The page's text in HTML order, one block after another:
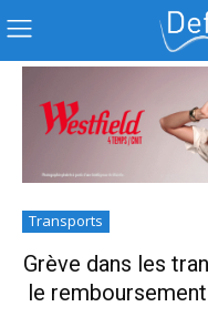
Transports
Grève dans les
le